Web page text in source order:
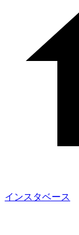
インスタベース